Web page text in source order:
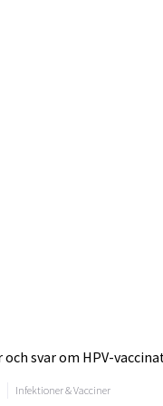
Infektioner & Vacciner